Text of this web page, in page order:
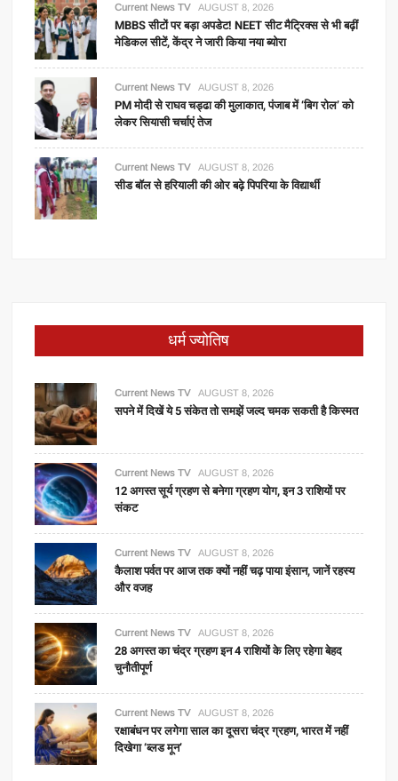
Current News TV AUGUST 8, 2026
MBBS सीटों पर बड़ा अपडेट! NEET सीट मैट्रिक्स से भी बढ़ीं
मेडिकल सीटें, केंद्र ने जारी किया नया ब्योरा
Current News TV AUGUST 8, 2026
PM मोदी से राघव चड्ढा की मुलाकात, पंजाब में ‘बिग रोल’ को
लेकर सियासी चर्चाएं तेज
Current News TV AUGUST 8, 2026
सीड बॉल से हरियाली की ओर बढ़े पिपरिया के विद्यार्थी
धर्म ज्योतिष
Current News TV AUGUST 8, 2026
सपने में दिखें ये 5 संकेत तो समझें जल्द चमक सकती है किस्मत
Current News TV AUGUST 8, 2026
12 अगस्त सूर्य ग्रहण से बनेगा ग्रहण योग, इन 3 राशियों पर
संकट
Current News TV AUGUST 8, 2026
कैलाश पर्वत पर आज तक क्यों नहीं चढ़ पाया इंसान, जानें रहस्य
और वजह
Current News TV AUGUST 8, 2026
28 अगस्त का चंद्र ग्रहण इन 4 राशियों के लिए रहेगा बेहद
चुनौतीपूर्ण
Current News TV AUGUST 8, 2026
रक्षाबंधन पर लगेगा साल का दूसरा चंद्र ग्रहण, भारत में नहीं
दिखेगा ‘ब्लड मून’